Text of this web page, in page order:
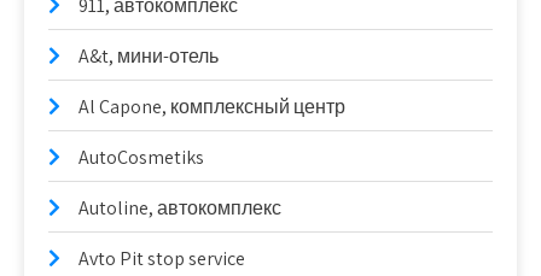
911, автокомплекс
A&t, мини-отель
Al Capone, комплексный центр
AutoCosmetiks
Autoline, автокомплекс
Avto Pit stop service